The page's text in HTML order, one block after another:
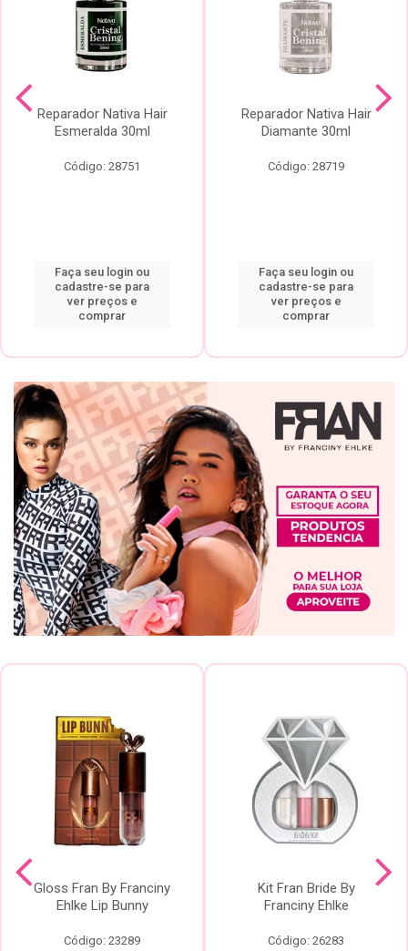
Reparador Nativa Hair
Esmeralda 30ml
Código: 28751
Faça seu login ou
cadastre-se para
ver preços e
comprar
Reparador Nativa Hair
Diamante 30ml
Código: 28719
Faça seu login ou
cadastre-se para
ver preços e
comprar
Gloss Fran By Franciny
Ehlke Lip Bunny
Código: 23289
Kit Fran Bride By
Franciny Ehlke
Código: 26283